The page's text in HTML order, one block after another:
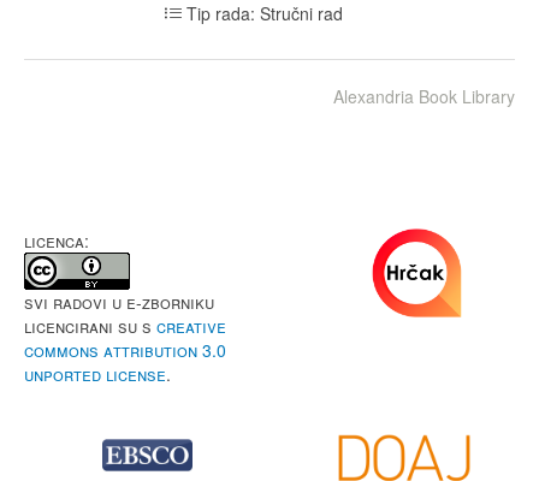
Tip rada: Stručni rad
Alexandria Book Library
LICENCA:
Svi radovi u e-Zborniku
licencirani su s Creative
Commons Attribution 3.0
Unported License.